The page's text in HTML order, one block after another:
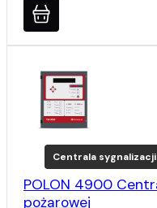
Centrala
POLON 4900
pożarowej